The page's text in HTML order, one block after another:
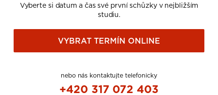
Vyberte si datum a čas své první schůzky v nejbližším
studiu.
VYBRAT TERMÍN ONLINE
nebo nás kontaktujte telefonicky
+420 317 072 403